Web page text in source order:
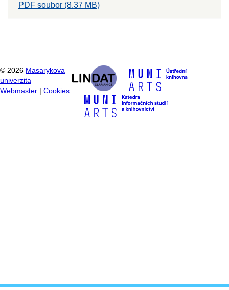
PDF soubor (8.37 MB)
© 2026 Masarykova
univerzita
Webmaster
Cookies